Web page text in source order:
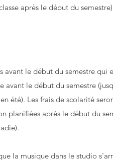
après le début du
avant le début du semestre qui
avant le début du semestre
été). Les frais de scolarité
planifiées après le début du
la musique dans le studio